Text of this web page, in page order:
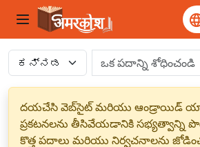
దయచేసి వెబ్‌సైట్ మరియు ఆండ్రాయిడ్
ప్రకటనలను తీసివేయడానికి సభ్యత్వాన్ని
కొత్త పదాలు మరియు నిర్వచనాలను